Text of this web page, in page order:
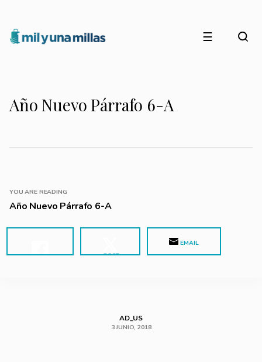
☰
Año Nuevo Párrafo 6-A
YOU ARE READING
Año Nuevo Párrafo 6-A
POST
EMAIL
AD_US
3 JUNIO, 2018